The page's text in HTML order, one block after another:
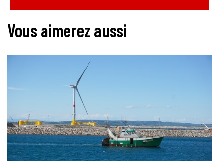
Vous aimerez aussi